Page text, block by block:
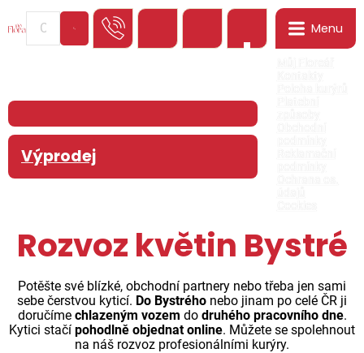
Menu
Výprodej
Rozvoz květin Bystré
Potěšte své blízké, obchodní partnery nebo třeba jen sami
sebe čerstvou kyticí. Do Bystrého nebo jinam po celé ČR ji
doručíme chlazeným vozem do druhého pracovního dne.
Kytici stačí pohodlně objednat online. Můžete se spolehnout
na náš rozvoz profesionálními kurýry.